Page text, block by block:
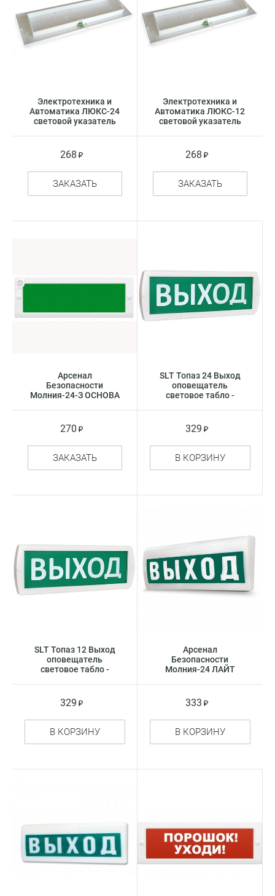
Электротехника и
Автоматика ЛЮКС-24
световой указатель
268
ЗАКАЗАТЬ
Электротехника и
Автоматика ЛЮКС-12
световой указатель
268
ЗАКАЗАТЬ
Арсенал
Безопасности
Молния-24-З ОСНОВА
указатель
270
ЗАКАЗАТЬ
SLT Топаз 24 Выход
оповещатель
световое табло -
329
В КОРЗИНУ
SLT Топаз 12 Выход
оповещатель
световое табло -
329
В КОРЗИНУ
Арсенал
Безопасности
Молния-24 ЛАЙТ
указатель
333
В КОРЗИНУ